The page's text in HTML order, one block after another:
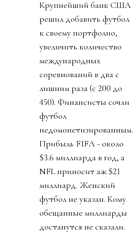
Крупнейший банк США
решил добавить футбол
к своему портфолио,
увеличить количество
международных
соревнований в два с
лишним раза (с 200 до
450). Финансисты сочли
футбол
недомонетизированным.
Прибыль FIFA - около
$3.6 миллиарда в год, а
NFL приносит аж $21
миллиард. Женский
футбол не указан. Кому
обещанные миллиарды
достанутся не сказали.